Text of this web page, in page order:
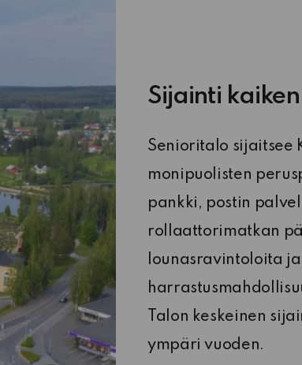
Sijainti
Senioritalo sijaitsee
monipuolisten
pankki, postin
rollaattorimatkan
lounasravintoloita
Talon keskeinen
ympäri vuoden.